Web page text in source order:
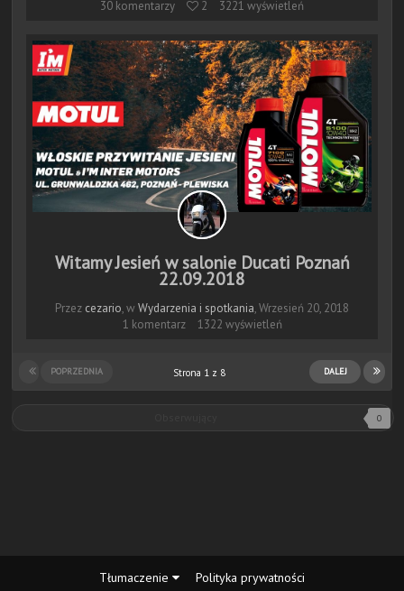
30 komentarzy
2 3221 wyświetleń
Witamy Jesień w salonie Ducati Poznań
22.09.2018
Przez cezario, w Wydarzenia i spotkania,Wrzesień 20, 2018
1 komentarz
1322 wyświetleń
POPRZEDNIA DALEJ
Strona 1 z 8
0
Tłumaczenie Polityka prywatności